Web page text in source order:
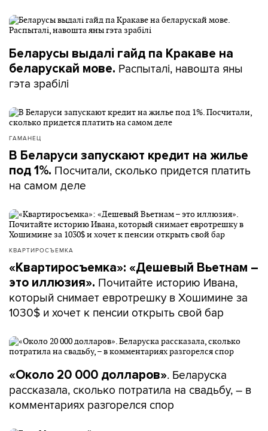
Беларусы выдалі гайд па Кракаве на
беларускай мове. Распыталі, навошта яны
гэта зрабілі
ГАМАНЕЦ
В Беларуси запускают кредит на жилье
под 1%. Посчитали, сколько придется платить
на самом деле
КВАРТИРОСЪЕМКА
«Квартиросъемка»: «Дешевый Вьетнам –
это иллюзия». Почитайте историю Ивана,
который снимает евротрешку в Хошимине за
1030$ и хочет к пенсии открыть свой бар
«Около 20 000 долларов». Беларуска
рассказала, сколько потратила на свадьбу, – в
комментариях разгорелся спор